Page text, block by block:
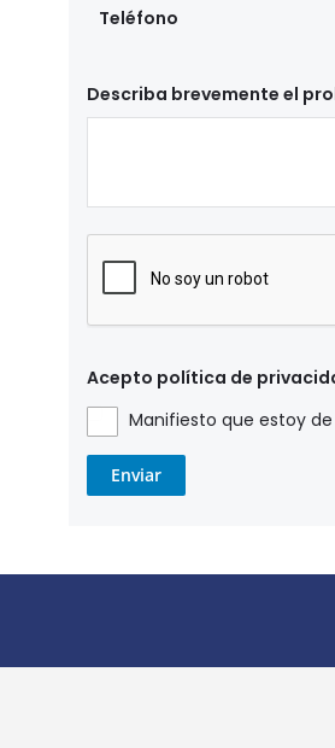
Teléfono
Describa brevemente el
Acepto política de
Manifiesto que estoy
Enviar